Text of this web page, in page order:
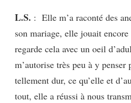
L.S. : Elle m’a raconté des
son mariage, elle jouait encore
regarde cela avec un oeil
m’autorise très peu à y penser
tellement dur, ce qu’elle et
tout, elle a réussi à nous